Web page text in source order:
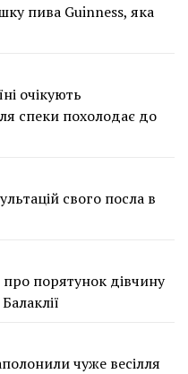
пива Guinness, яка
очікують
спеки похолодає до
свого посла в
порятунок дівчину
чуже весілля